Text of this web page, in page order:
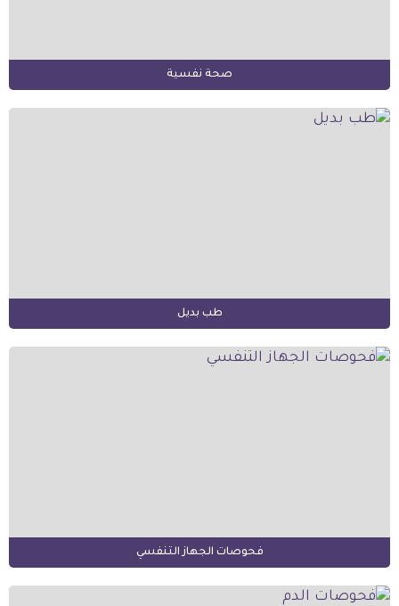
صحة نفسية
طب بديل
فحوصات الجهاز التنفسي